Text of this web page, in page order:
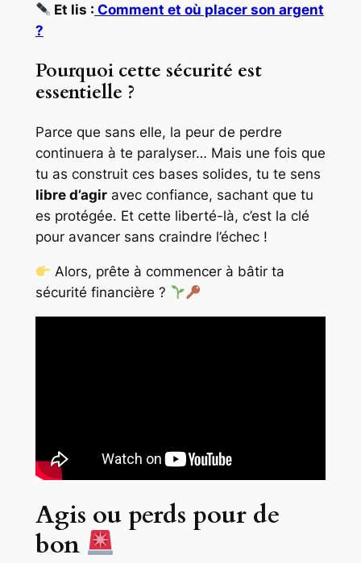
Et lis : Comment et où placer son argent
?
Pourquoi cette sécurité est
essentielle ?
Parce que sans elle, la peur de perdre
continuera à te paralyser… Mais une fois que
tu as construit ces bases solides, tu te sens
libre d’agiravec confiance, sachant que tu
es protégée. Et cette liberté-là, c’est la clé
pour avancer sans craindre l’échec !
Alors, prête à commencer à bâtir ta
sécurité financière ?
Agis ou perds pour de
bon